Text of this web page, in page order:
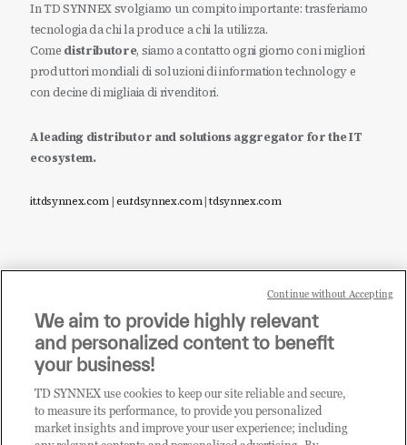
In TD SYNNEX svolgiamo un compito importante: trasferiamo
tecnologia da chi la produce a chi la utilizza.
Come distributore, siamo a contatto ogni giorno con i migliori
produttori mondiali di soluzioni di information technology e
con decine di migliaia di rivenditori.
A leading distributor and solutions aggregator for the IT
ecosystem.
it.tdsynnex.com|eu.tdsynnex.com|tdsynnex.com
Sei un rivenditore di tecnologia e desideri acquistare
i prodotti o le soluzioni trattate sul blog?
CLICCA QUI E DIVENTA
CLIENTE TD SYNNEX
We aim to provide highly relevant
and personalized content to benefit
your business!
TD SYNNEX use cookies to keep our site reliable and secure,
to measure its performance, to provide you personalized
market insights and improve your user experience; including
Continue without Accepting